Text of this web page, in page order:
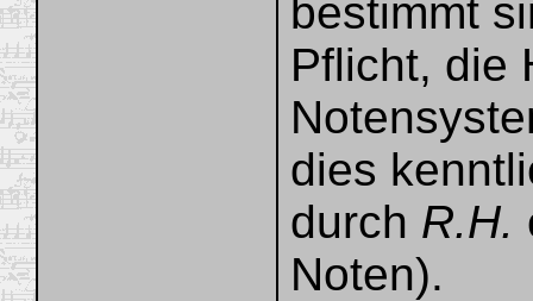
bestimmt
Pflicht, die
dies
durch R.H.
Noten).